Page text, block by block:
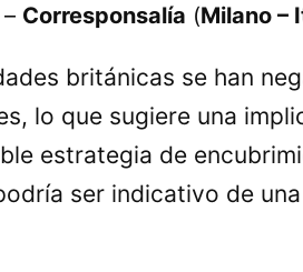
– Corresponsalía (Milano –
británicas se han
lo que sugiere una
estrategia de
ser indicativo de